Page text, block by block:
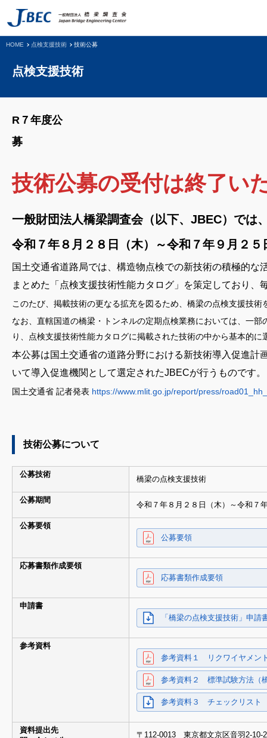
HOME 点検支援技術 技術公募
点検支援技術
R７年度公
技術公募の受付は終了い
一般財団法人橋梁調査会（以下、JBEC）では
令和７年８月２８日（木）～令和７年９月２
国土交通省道路局では、構造物点検での新技術の積極的
まとめた「点検支援技術性能カタログ」を策定しており、
このたび、掲載技術の更なる拡充を図るため、橋梁の点検支援技
なお、直轄国道の橋梁・トンネルの定期点検業務においては、一
り、点検支援技術性能カタログに掲載された技術の中から基本的に
本公募は国土交通省の道路分野における新技術導入促進
いて導入促進機関として選定されたJBECが行うものです。
国土交通省 記者発表 https://www.mlit.go.jp/report/press/
技術公募について
公募技術
橋梁の点検支援技術
公募期間
令和７年８月２８日（木）～令和７
公募要領
公募要領
応募書類作成要領
応募書類作成要領
申請書
「橋梁の点検支援技術」申請
参考資料
参考資料１ リクワイヤメン
参考資料２ 標準試験方法（
参考資料３ チェックリスト
資料提出先
〒112-0013 東京都文京区音羽2-10-2